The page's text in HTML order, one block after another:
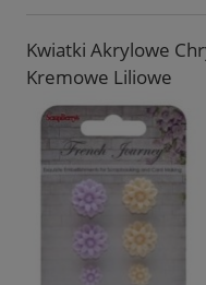
Kwiatki Akrylowe
Kremowe Liliowe